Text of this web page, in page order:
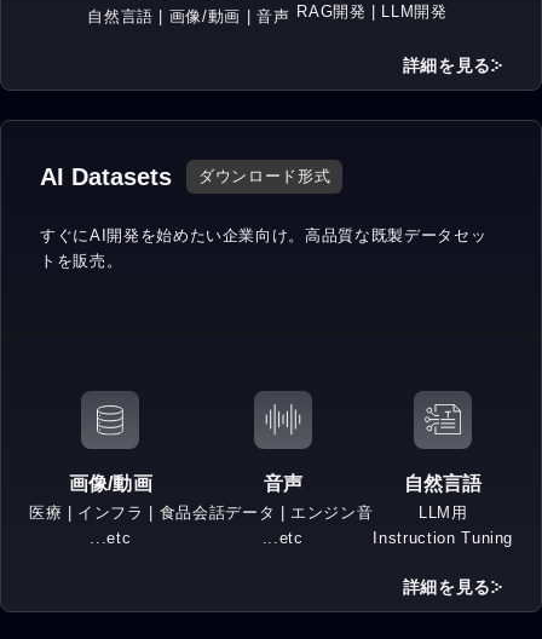
自然言語 | 画像/動画 | 音声 RAG開発 | LLM開発
詳細を見る
AI Datasets ダウンロード形式
すぐにAI開発を始めたい企業向け。高品質な既製データセッ
トを販売。
画像/動画
医療 | インフラ | 食品
...etc
音声
会話データ | エンジン音
...etc
自然言語
LLM用
Instruction Tuning
詳細を見る